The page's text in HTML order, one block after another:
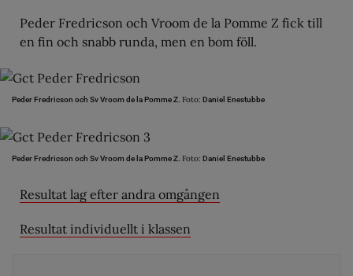
Peder Fredricson och Vroom de la Pomme Z fick till
en fin och snabb runda, men en bom föll.
Peder Fredricson och Sv Vroom de la Pomme Z. Foto: Daniel Enestubbe
Peder Fredricson och Sv Vroom de la Pomme Z. Foto: Daniel Enestubbe
Resultat lag efter andra omgången
Resultat individuellt i klassen